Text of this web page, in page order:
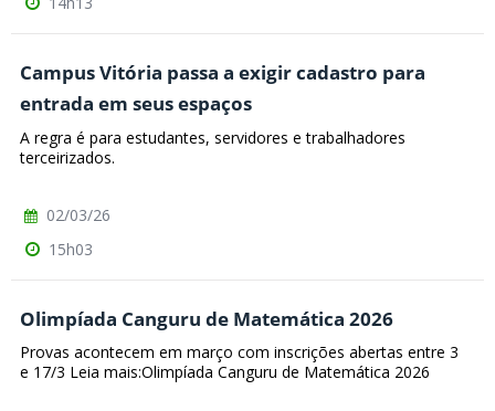
Campus Vitória passa a exigir cadastro para
entrada em seus espaços
A regra é para estudantes, servidores e trabalhadores
terceirizados.
02/03/26
15h03
Olimpíada Canguru de Matemática 2026
Provas acontecem em março com inscrições abertas entre 3
e 17/3 Leia mais:Olimpíada Canguru de Matemática 2026